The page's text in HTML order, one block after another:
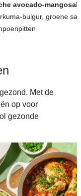
avocado-
bulgur, groene
Met de
op voor
gezonde